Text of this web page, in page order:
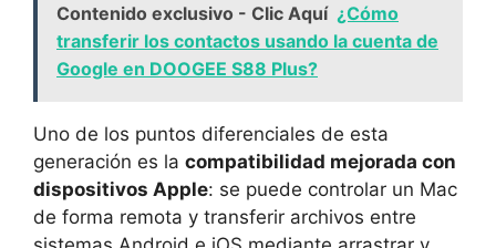
Contenido exclusivo - Clic Aquí ¿Cómo
transferir los contactos usando la cuenta de
Google en DOOGEE S88 Plus?
Uno de los puntos diferenciales de esta
generación es la compatibilidad mejorada con
dispositivos Apple: se puede controlar un Mac
de forma remota y transferir archivos entre